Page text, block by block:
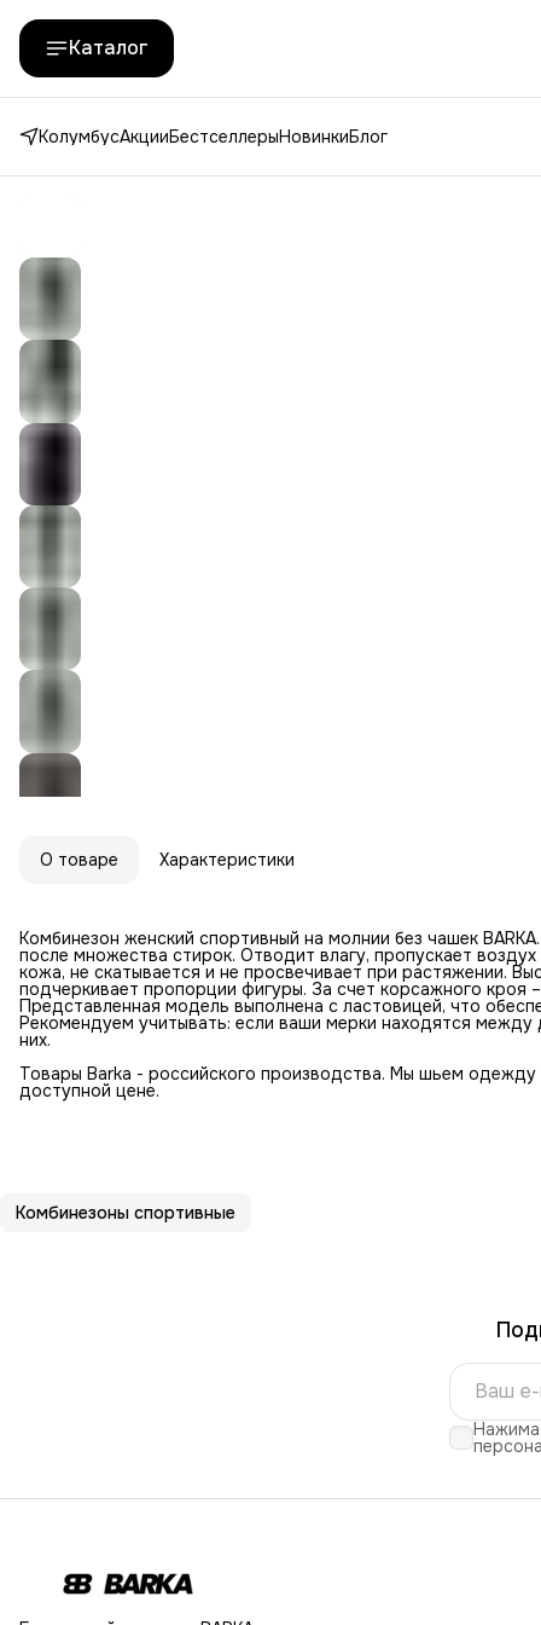
Каталог
КолумбусАкцииБестселлерыНовинкиБлог
О товаре Характеристики
Комбинезон женский спортивный на молнии без чашек
после множества стирок. Отводит влагу, пропускает
кожа, не скатывается и не просвечивает при растяжении.
подчеркивает пропорции фигуры. За счет корсажного кроя
Представленная модель выполнена с ластовицей, что
Рекомендуем учитывать: если ваши мерки находятся
них.
Товары Barka - российского производства. Мы шьем
доступной цене.
Комбинезоны спортивные